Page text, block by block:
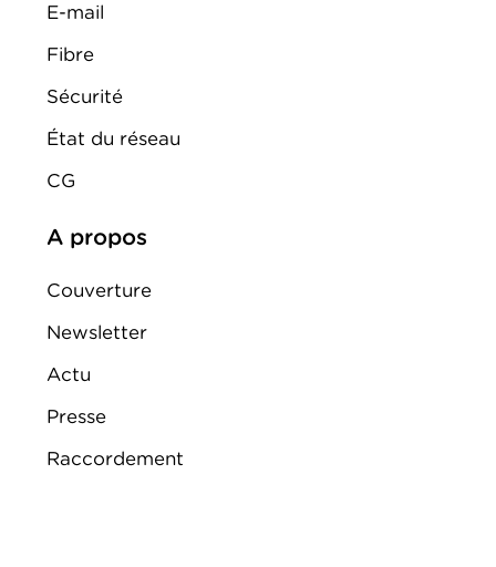
E-mail
Fibre
Sécurité
État du réseau
CG
A propos
Couverture
Newsletter
Actu
Presse
Raccordement